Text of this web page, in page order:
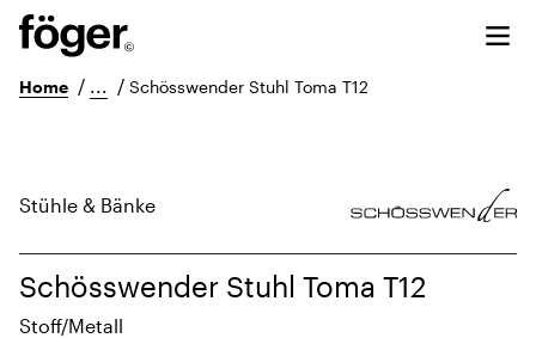
Home / ... / Schösswender Stuhl Toma T12
Stühle & Bänke
Schösswender Stuhl Toma T12
Stoff/Metall